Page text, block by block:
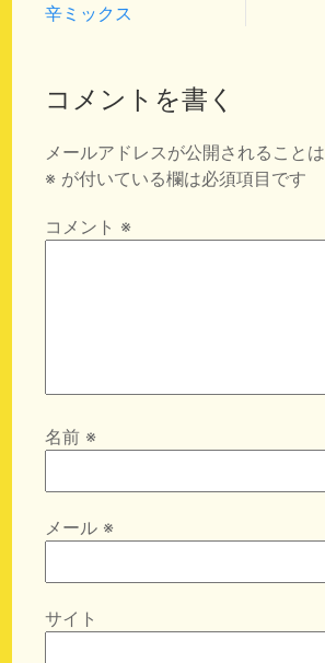
辛ミックス
コメントを書く
メールアドレスが公開されることは
※ が付いている欄は必須項目です
コメント ※
名前 ※
メール ※
サイト